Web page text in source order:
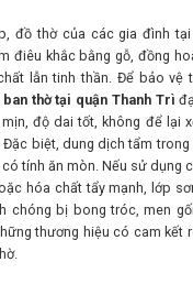
đồ thờ của các gia đình tại
điêu khắc bằng gỗ, đồng
lẫn tinh thần. Để bảo vệ
ban thờ tại quận Thanh Trì
độ dai tốt, không để lại
Đặc biệt, dung dịch tẩm
tính ăn mòn. Nếu sử dụng
hóa chất tẩy mạnh, lớp
chóng bị bong tróc, men
thương hiệu có cam kết